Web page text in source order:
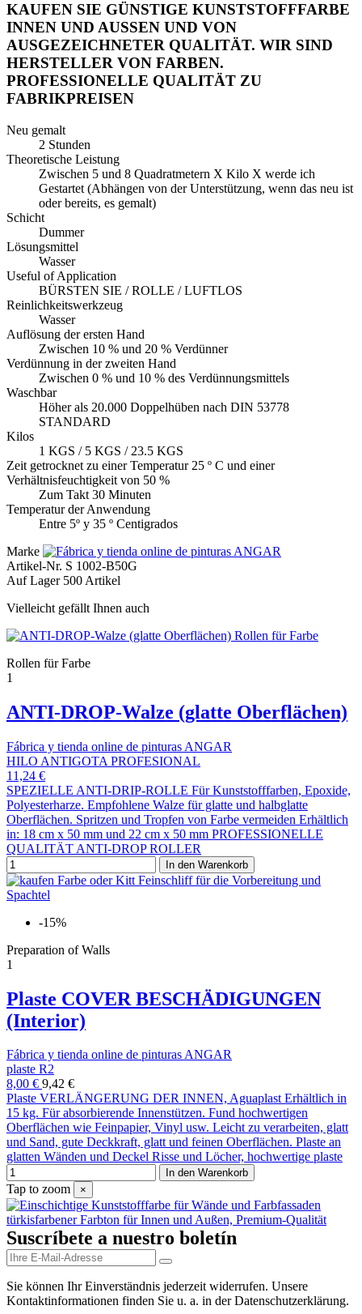
KAUFEN SIE GÜNSTIGE KUNSTSTOFFFARBE
INNEN UND AUSSEN UND VON
AUSGEZEICHNETER QUALITÄT. WIR SIND
HERSTELLER VON FARBEN.
PROFESSIONELLE QUALITÄT ZU
FABRIKPREISEN
Neu gemalt
2 Stunden
Theoretische Leistung
Zwischen 5 und 8 Quadratmetern X Kilo X werde ich
Gestartet (Abhängen von der Unterstützung, wenn das neu ist
oder bereits, es gemalt)
Schicht
Dummer
Lösungsmittel
Wasser
Useful of Application
BÜRSTEN SIE / ROLLE / LUFTLOS
Reinlichkeitswerkzeug
Wasser
Auflösung der ersten Hand
Zwischen 10 % und 20 % Verdünner
Verdünnung in der zweiten Hand
Zwischen 0 % und 10 % des Verdünnungsmittels
Waschbar
Höher als 20.000 Doppelhüben nach DIN 53778
STANDARD
Kilos
1 KGS / 5 KGS / 23.5 KGS
Zeit getrocknet zu einer Temperatur 25 º C und einer
Verhältnisfeuchtigkeit von 50 %
Zum Takt 30 Minuten
Temperatur der Anwendung
Entre 5º y 35 º Centigrados
Marke
Artikel-Nr. S 1002-B50G
Auf Lager 500 Artikel
Vielleicht gefällt Ihnen auch
Rollen für Farbe
1
ANTI-DROP-Walze (glatte Oberflächen)
Fábrica y tienda online de pinturas ANGAR
HILO ANTIGOTA PROFESIONAL
11,24 €
SPEZIELLE ANTI-DRIP-ROLLE Für Kunststofffarben, Epoxide,
Polyesterharze. Empfohlene Walze für glatte und halbglatte
Oberflächen. Spritzen und Tropfen von Farbe vermeiden Erhältlich
in: 18 cm x 50 mm und 22 cm x 50 mm PROFESSIONELLE
QUALITÄT ANTI-DROP ROLLER
In den Warenkorb
-15%
Preparation of Walls
1
Plaste COVER BESCHÄDIGUNGEN
(Interior)
Fábrica y tienda online de pinturas ANGAR
plaste R2
8,00 € 9,42 €
Plaste VERLÄNGERUNG DER INNEN, Aguaplast Erhältlich in
15 kg. Für absorbierende Innenstützen. Fund hochwertigen
Oberflächen wie Feinpapier, Vinyl usw. Leicht zu verarbeiten, glatt
und Sand, gute Deckkraft, glatt und feinen Oberflächen. Plaste an
glatten Wänden und Deckel Risse und Löcher, hochwertige plaste
In den Warenkorb
Tap to zoom ×
Suscríbete a nuestro boletín
Sie können Ihr Einverständnis jederzeit widerrufen. Unsere
Kontaktinformationen finden Sie u. a. in der Datenschutzerklärung.